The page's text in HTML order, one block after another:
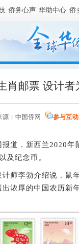
侨务心声 华助中心 侨
肖邮票 设计者
： 中国侨网 参与互动
，新西兰2020年
及纪念币。
李勃介绍说，鼠
浓厚的中国农历新